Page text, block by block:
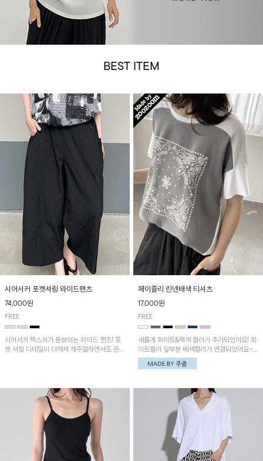
BEST ITEM
시어서커 포켓셔링 와이드팬츠
74,000원
FREE
시어서커 텍스처가 돋보이는 와이드 팬츠! 포
켓 셔링 디테일이 더해져 캐주얼하면서도 은은
아이템으로 활용하기 좋아요~
페이즐리 린넨배색 티셔츠
17,000원
FREE
새롭게 화이트&먹색 컬러가 추가되었어요! 화
이트컬러 앞부분 배색컬러가 변경되었어요~
중앙 린넨배색으로 유니크하면서 페이즐리 패
턴으로 감각적인 분위기를 연출이 가능한 티셔